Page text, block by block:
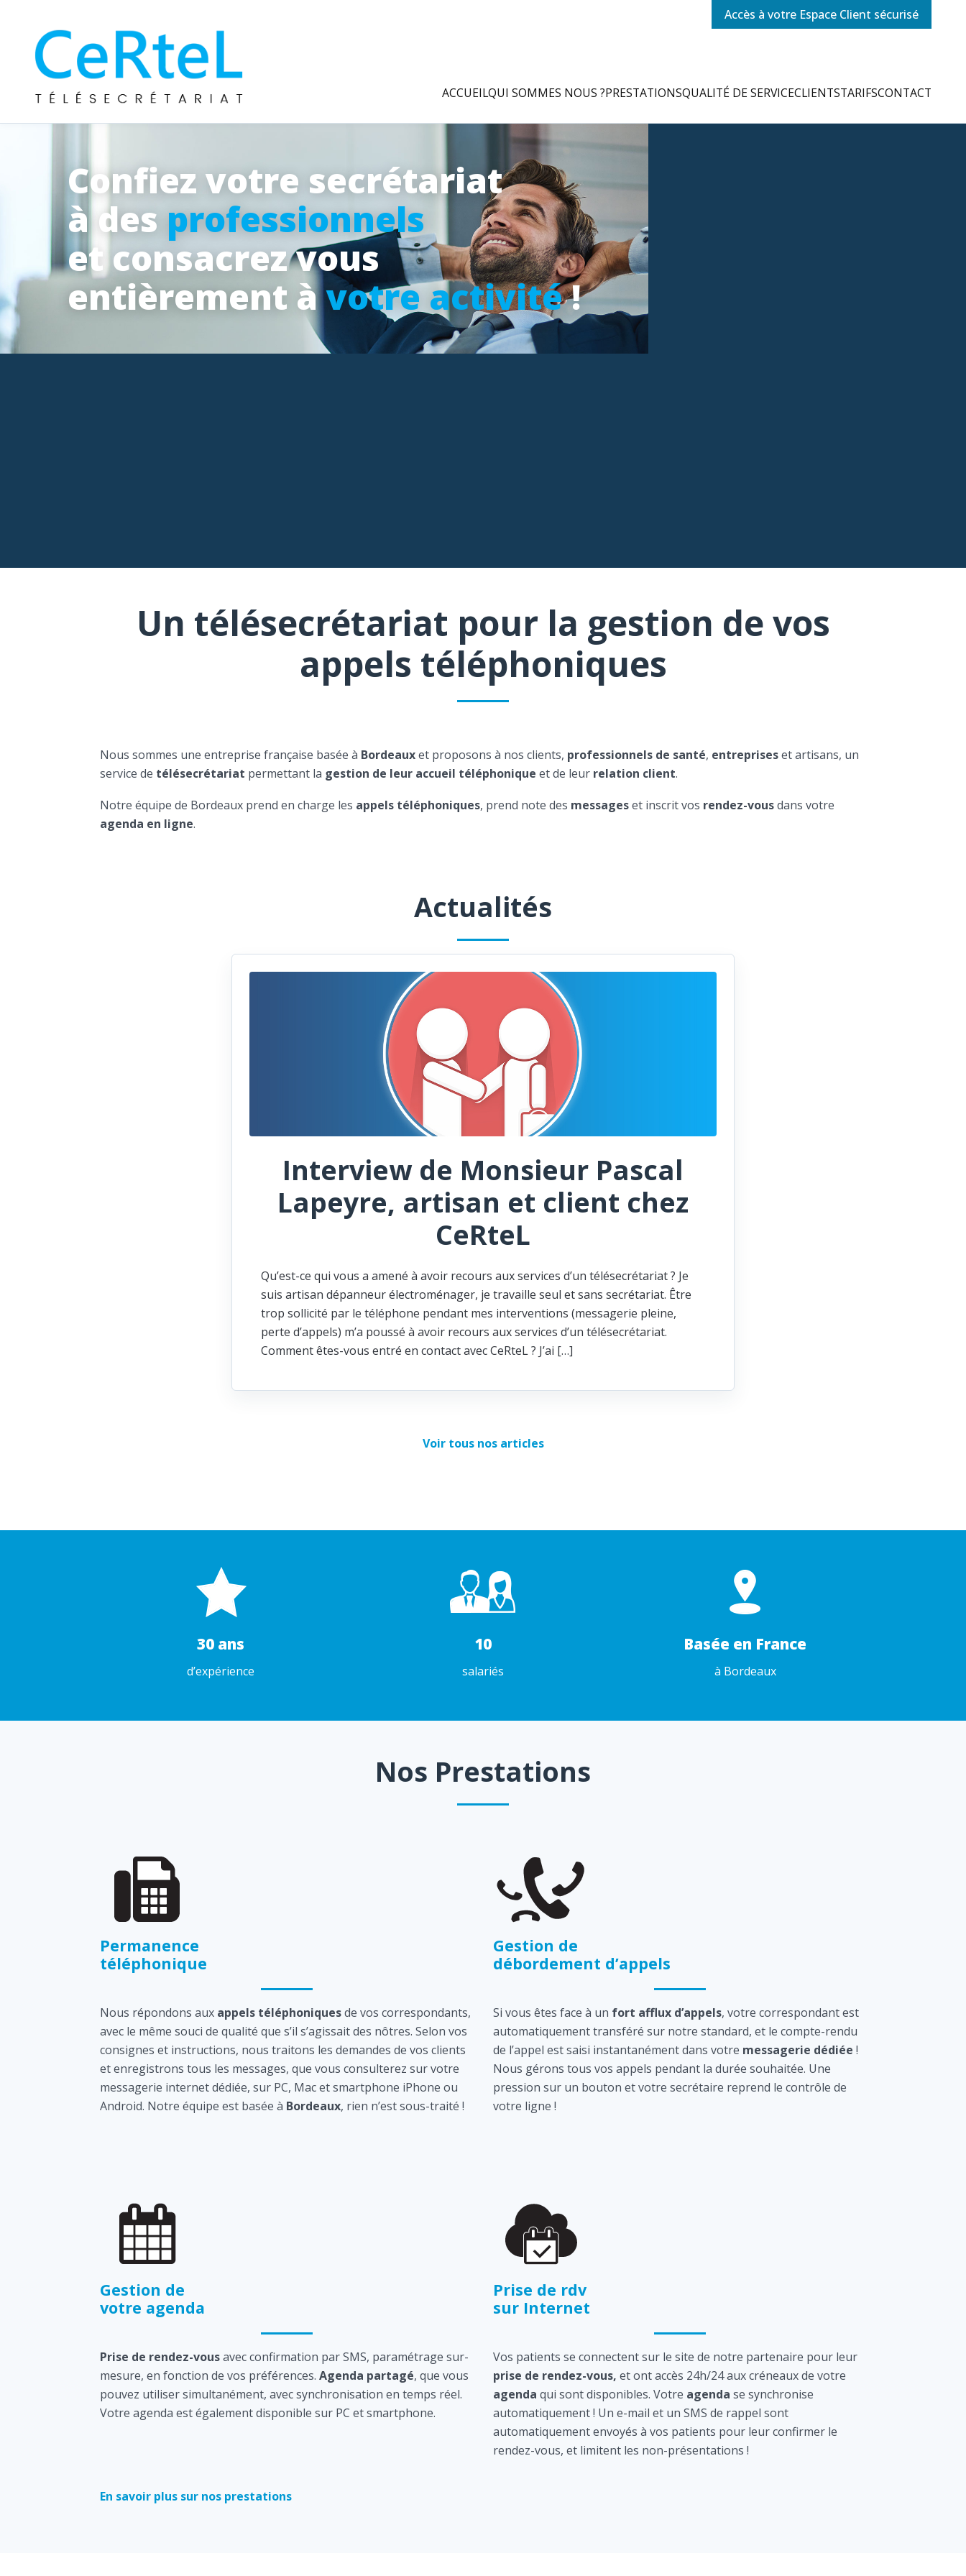
Accès à votre Espace Client sécurisé
ACCUEILQUI SOMMES NOUS ?PRESTATIONSQUALITÉ DE SERVICECLIENTSTARIFSCONTACT
Confiez votre secrétariat
à des professionnels
et consacrez vous
entièrement àvotre activité!
Un télésecrétariat pour la gestion de vos
appels téléphoniques
Nous sommes une entreprise française basée à Bordeauxet proposons à nos clients, professionnels de santé, entrepriseset artisans, un
service de télésecrétariat permettant la gestion de leur accueil téléphonique et de leur relation client.
Notre équipe de Bordeaux prend en charge les appels téléphoniques, prend note des messageset inscrit vos rendez-vousdans votre
agenda en ligne.
Actualités
Interview de Monsieur Pascal
Lapeyre, artisan et client chez
CeRteL
Qu’est-ce qui vous a amené à avoir recours aux services d’un télésecrétariat ? Je
suis artisan dépanneur électroménager, je travaille seul et sans secrétariat. Être
trop sollicité par le téléphone pendant mes interventions (messagerie pleine,
perte d’appels) m’a poussé à avoir recours aux services d’un télésecrétariat.
Comment êtes-vous entré en contact avec CeRteL ? J’ai […]
Voir tous nos articles
30 ans
d’expérience
10
salariés
Basée en France
à Bordeaux
Nos Prestations
Permanence
téléphonique
Nous répondons aux appels téléphoniquesde vos correspondants,
avec le même souci de qualité que s’il s’agissait des nôtres. Selon vos
consignes et instructions, nous traitons les demandes de vos clients
et enregistrons tous les messages, que vous consulterez sur votre
messagerie internet dédiée, sur PC, Mac et smartphone iPhone ou
Android. Notre équipe est basée à Bordeaux, rien n’est sous-traité !
Gestion de
débordement d’appels
Si vous êtes face à un fort afflux d’appels, votre correspondant est
automatiquement transféré sur notre standard, et le compte-rendu
de l’appel est saisi instantanément dans votre messagerie dédiée !
Nous gérons tous vos appels pendant la durée souhaitée. Une
pression sur un bouton et votre secrétaire reprend le contrôle de
votre ligne !
Gestion de
votre agenda
Prise de rendez-vousavec confirmation par SMS, paramétrage sur-
mesure, en fonction de vos préférences. Agenda partagé, que vous
pouvez utiliser simultanément, avec synchronisation en temps réel.
Votre agenda est également disponible sur PC et smartphone.
Prise de rdv
sur Internet
Vos patients se connectent sur le site de notre partenaire pour leur
prise de rendez-vous, et ont accès 24h/24 aux créneaux de votre
agenda qui sont disponibles. Votre agenda se synchronise
automatiquement ! Un e-mail et un SMS de rappel sont
automatiquement envoyés à vos patients pour leur confirmer le
rendez-vous, et limitent les non-présentations !
En savoir plus sur nos prestations